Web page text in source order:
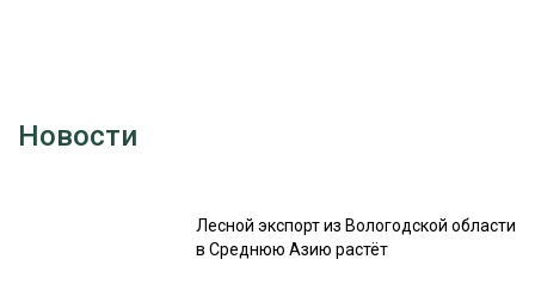
Новости
Лесной экспорт из Вологодской области
в Среднюю Азию растёт